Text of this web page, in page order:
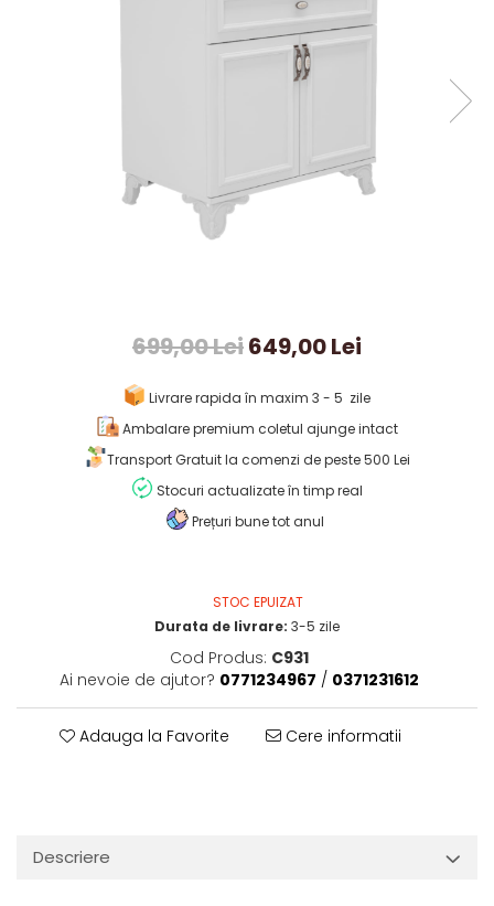
699,00 Lei649,00 Lei
Livrare rapida în maxim 3 - 5 zile
Ambalare premium coletul ajunge intact
Transport Gratuit la comenzi de peste 500 Lei
Stocuri actualizate în timp real
Prețuri bune tot anul
STOC EPUIZAT
Durata de livrare: 3-5 zile
Cod Produs: C931
Ai nevoie de ajutor? 0771234967 / 0371231612
Adauga la Favorite Cere informatii
Descriere